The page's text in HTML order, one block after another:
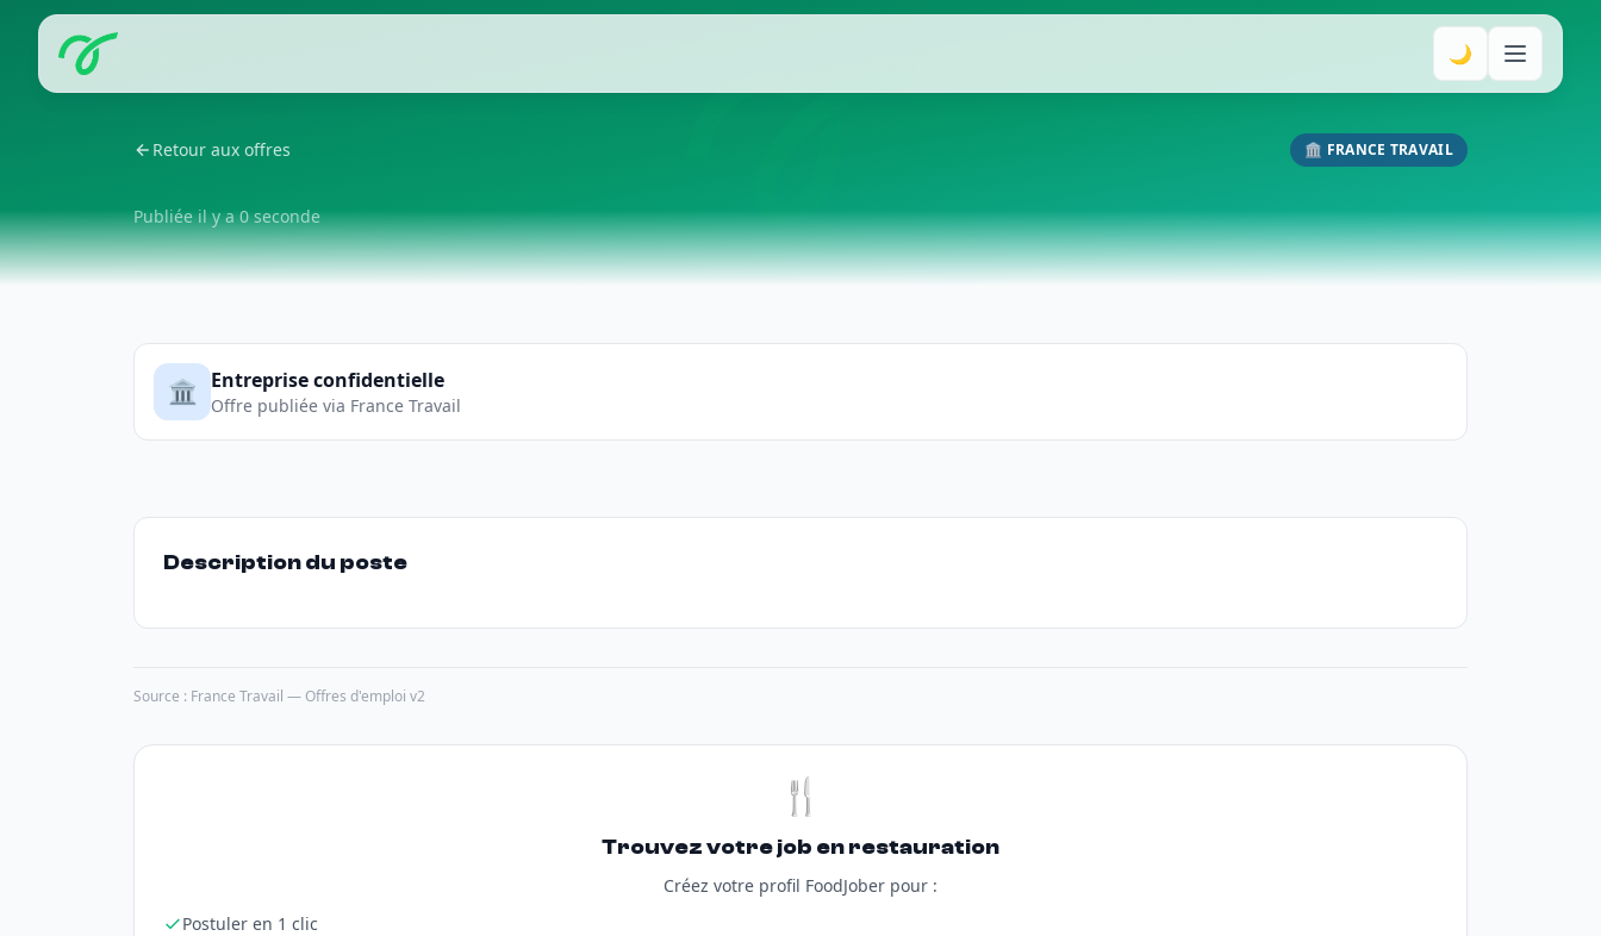
🌙
Retour aux offres 🏛️ FRANCE TRAVAIL
Publiée il y a 0 seconde
🏛️ Entreprise confidentielle
Offre publiée via France Travail
Description du poste
Source : France Travail — Offres d'emploi v2
🍴
Trouvez votre job en restauration
Créez votre profil FoodJober pour :
Postuler en 1 clic